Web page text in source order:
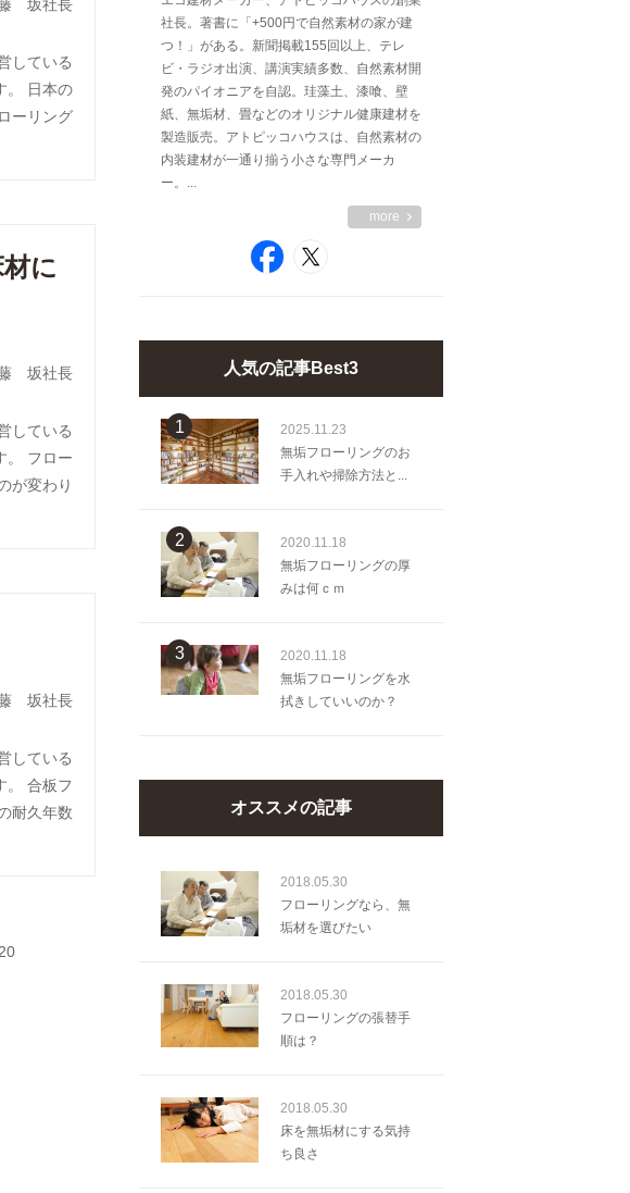
坂社長
している
。 日本の
ーリング
に
坂社長
している
。 フロー
が変わり
坂社長
している
。 合板フ
耐久年数
社長。著書に「+500円で自然素材の家が建
つ！」がある。新聞掲載155回以上、テレ
ビ・ラジオ出演、講演実績多数、自然素材開
発のパイオニアを自認。珪藻土、漆喰、壁
紙、無垢材、畳などのオリジナル健康建材を
製造販売。アトピッコハウスは、自然素材の
内装建材が一通り揃う小さな専門メーカ
ー。...
more
人気の記事Best3
1
2025.11.23
無垢フローリングのお
手入れや掃除方法と...
2
2020.11.18
無垢フローリングの厚
みは何ｃｍ
3
2020.11.18
無垢フローリングを水
拭きしていいのか？
オススメの記事
2018.05.30
フローリングなら、無
垢材を選びたい
2018.05.30
フローリングの張替手
順は？
2018.05.30
床を無垢材にする気持
ち良さ